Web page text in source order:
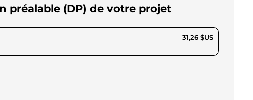
préalable (DP) de votre projet
31,26 $US